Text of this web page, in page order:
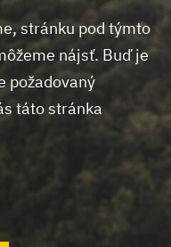
stránku pod týmto
nájsť. Buď je
požadovaný
táto stránka